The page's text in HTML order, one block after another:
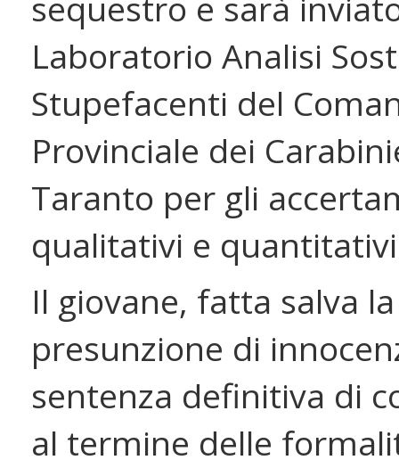
Laboratorio Analisi
Stupefacenti del
Provinciale dei
Taranto per gli
qualitativi e
Il giovane, fatta salva la
presunzione di
sentenza definitiva di
al termine delle